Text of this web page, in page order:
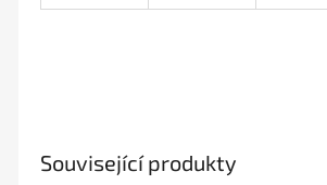
Související produkty